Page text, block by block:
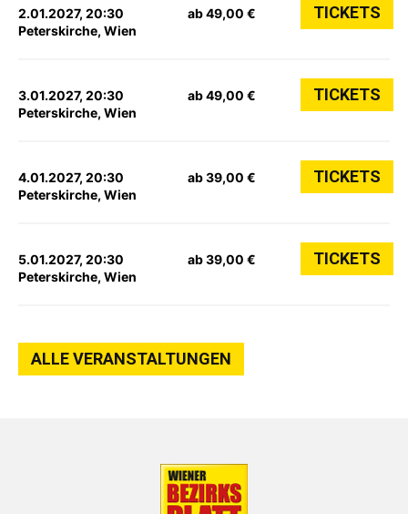
2.01.2027, 20:30
Peterskirche, Wien
ab 49,00 € TICKETS
3.01.2027, 20:30
Peterskirche, Wien
ab 49,00 € TICKETS
4.01.2027, 20:30
Peterskirche, Wien
ab 39,00 € TICKETS
5.01.2027, 20:30
Peterskirche, Wien
ab 39,00 € TICKETS
ALLE VERANSTALTUNGEN